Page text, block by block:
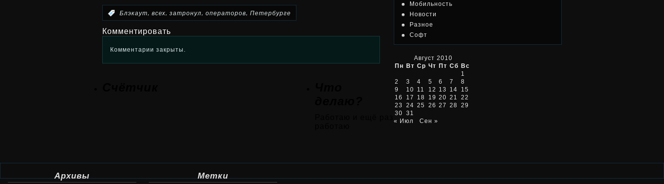
Блэкаут, всех, затронул, операторов, Петербурге
Комментировать
Комментарии закрыты.
Мобильность
Новости
Разное
Софт
Август 2010
Пн Вт Ср Чт Пт Сб Вс
1
2
3 4 5 6 7
8
9
10 11 12 13 14
15
16
17 18 19 20 21
22
23
24 25 26 27 28 29
30 31
« Июл
Сен »
Архивы Метки